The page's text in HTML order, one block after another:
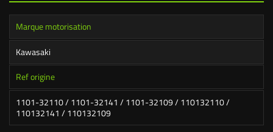
Marque motorisation
Kawasaki
Ref origine
1101-32110 / 1101-32141 / 1101-32109 / 110132110 /
110132141 / 110132109